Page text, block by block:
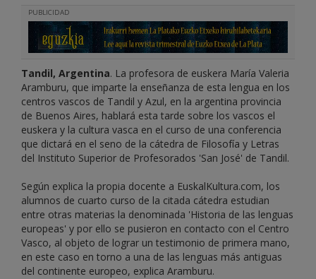
PUBLICIDAD
Tandil, Argentina. La profesora de euskera María Valeria
Aramburu, que imparte la enseñanza de esta lengua en los
centros vascos de Tandil y Azul, en la argentina provincia
de Buenos Aires, hablará esta tarde sobre los vascos el
euskera y la cultura vasca en el curso de una conferencia
que dictará en el seno de la cátedra de Filosofía y Letras
del Instituto Superior de Profesorados 'San José' de Tandil.
Según explica la propia docente a EuskalKultura.com, los
alumnos de cuarto curso de la citada cátedra estudian
entre otras materias la denominada 'Historia de las lenguas
europeas' y por ello se pusieron en contacto con el Centro
Vasco, al objeto de lograr un testimonio de primera mano,
en este caso en torno a una de las lenguas más antiguas
del continente europeo, explica Aramburu.